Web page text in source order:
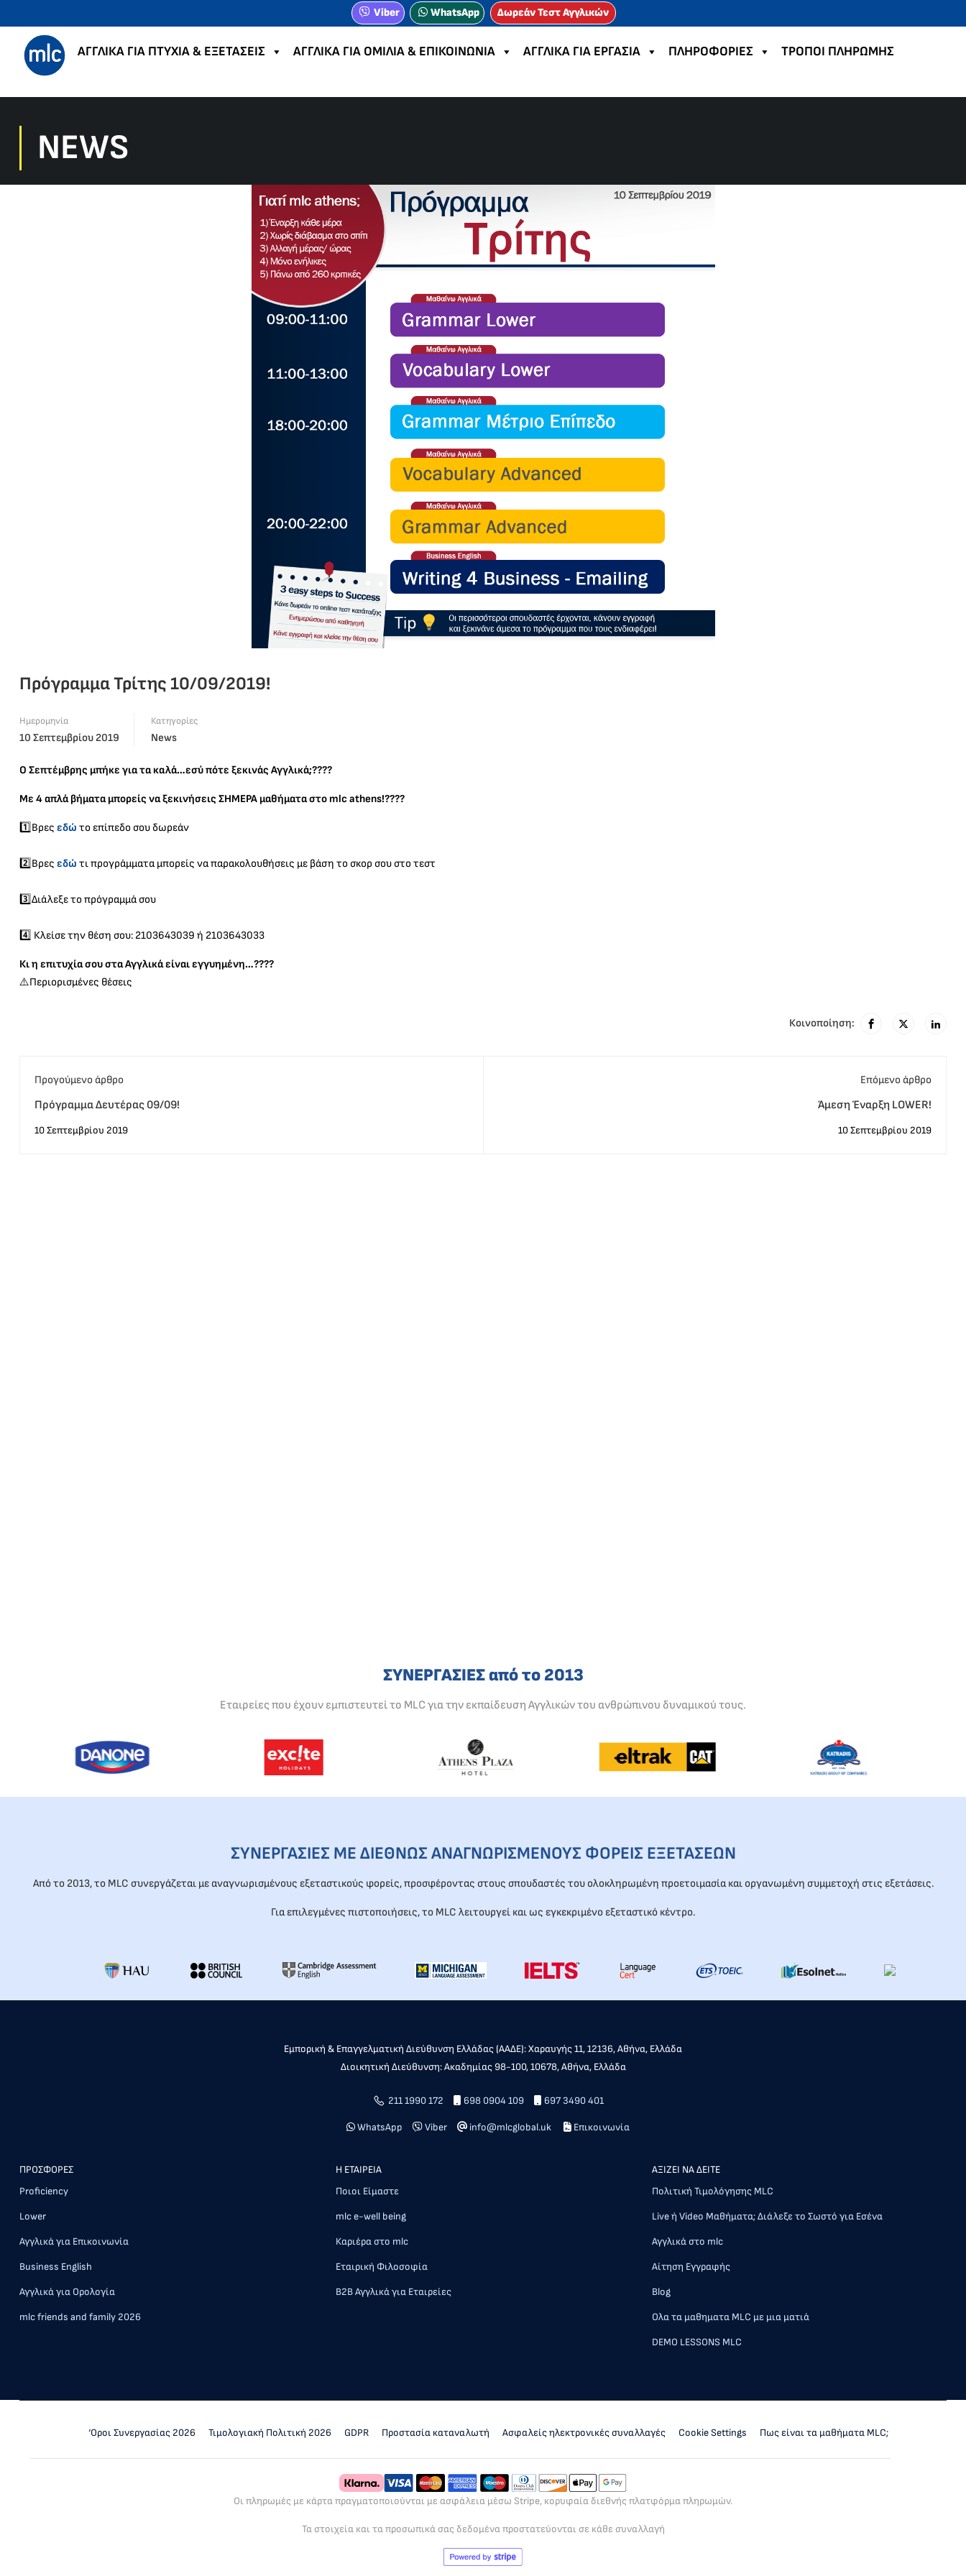
Viber WhatsApp Δωρεάν Τεστ Αγγλικών
ΑΓΓΛΙΚΑ ΓΙΑ ΠΤΥΧΙΑ & ΕΞΕΤΑΣΕΙΣ ΑΓΓΛΙΚΑ ΓΙΑ ΟΜΙΛΙΑ & ΕΠΙΚΟΙΝΩΝΙΑ ΑΓΓΛΙΚΑ ΓΙΑ ΕΡΓΑΣΙΑ ΠΛΗΡΟΦΟΡΙΕΣ TΡΟΠΟΙ ΠΛΗΡΩΜΗΣ
NEWS
Πρόγραμμα Τρίτης 10/09/2019!
Ημερομηνία
10 Σεπτεμβρίου 2019
Κατηγορίες
News
Ο Σεπτέμβρης μπήκε για τα καλά…εσύ πότε ξεκινάς Αγγλικά;????
Με 4 απλά βήματα μπορείς να ξεκινήσεις ΣΗΜΕΡΑ μαθήματα στο mlc athens!????
1️⃣Βρες εδώ το επίπεδο σου δωρεάν
2️⃣Βρες εδώ τι προγράμματα μπορείς να παρακολουθήσεις με βάση το σκορ σου στο τεστ
3️⃣Διάλεξε το πρόγραμμά σου
4️⃣ Κλείσε την θέση σου: 2103643039 ή 2103643033
Κι η επιτυχία σου στα Αγγλικά είναι εγγυημένη…????
⚠️Περιορισμένες θέσεις
Κοινοποίηση:
Προγούμενο άρθρο
Πρόγραμμα Δευτέρας 09/09!
10 Σεπτεμβρίου 2019
Eπόμενο άρθρο
Άμεση Έναρξη LOWER!
10 Σεπτεμβρίου 2019
ΣΥΝΕΡΓΑΣΙΕΣ από το 2013
Εταιρείες που έχουν εμπιστευτεί το MLC για την εκπαίδευση Αγγλικών του ανθρώπινου δυναμικού τους.
ΣΥΝΕΡΓΑΣΙΕΣ ΜΕ ΔΙΕΘΝΩΣ ΑΝΑΓΝΩΡΙΣΜΕΝΟΥΣ ΦΟΡΕΙΣ ΕΞΕΤΑΣΕΩΝ
Από το 2013, το MLC συνεργάζεται με αναγνωρισμένους εξεταστικούς φορείς, προσφέροντας στους σπουδαστές του ολοκληρωμένη προετοιμασία και οργανωμένη συμμετοχή στις εξετάσεις.
Για επιλεγμένες πιστοποιήσεις, το MLC λειτουργεί και ως εγκεκριμένο εξεταστικό κέντρο.
Εμπορική & Επαγγελματική Διεύθυνση Ελλάδας (ΑΑΔΕ): Χαραυγής 11, 12136, Αθήνα, Ελλάδα
Διοικητική Διεύθυνση: Ακαδημίας 98-100, 10678, Αθήνα, Ελλάδα
211 1990 172 698 0904 109 697 3490 401
WhatsApp Viber info@mlcglobal.uk Επικοινωνία
ΠΡΟΣΦΟΡΕΣ
Proficiency
Lower
Αγγλικά για Επικοινωνία
Business English
Αγγλικά για Ορολογία
mlc friends and family 2026
Η ΕΤΑΙΡΕΙΑ
Ποιοι Είμαστε
mlc e-well being
Καριέρα στο mlc
Εταιρική Φιλοσοφία
Β2Β Αγγλικά για Εταιρείες
AΞΙΖΕΙ ΝΑ ΔΕΙΤΕ
Πολιτική Τιμολόγησης MLC
Live ή Video Μαθήματα; Διάλεξε το Σωστό για Εσένα
Αγγλικά στο mlc
Αίτηση Εγγραφής
Blog
Ολα τα μαθηματα MLC με μια ματιά
DEMO LESSONS MLC
‘Οροι Συνεργασίας 2026 Τιμολογιακή Πολιτική 2026 GDPR Προστασία καταναλωτή Ασφαλείς ηλεκτρονικές συναλλαγές Cookie Settings Πως είναι τα μαθήματα MLC;
Οι πληρωμές με κάρτα πραγματοποιούνται με ασφάλεια μέσω Stripe, κορυφαία διεθνής πλατφόρμα πληρωμών.
Τα στοιχεία και τα προσωπικά σας δεδομένα προστατεύονται σε κάθε συναλλαγή